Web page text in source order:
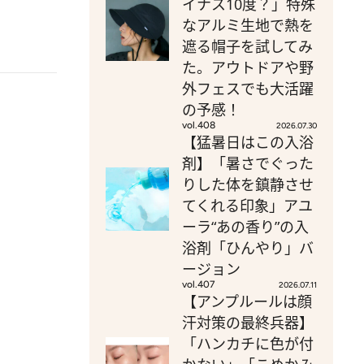
イナス10度？」特殊
なアルミ生地で熱を
遮る帽子を試してみ
た。アウトドアや野
外フェスでも大活躍
の予感！
vol.408 2026.07.30
【猛暑日はこの入浴
剤】「暑さでぐった
りした体を鎮静させ
てくれる印象」アユ
ーラ“あの香り”の入
浴剤「ひんやり」バ
ージョン
vol.407 2026.07.11
【アンプルールは顔
汗対策の最終兵器】
「ハンカチに色が付